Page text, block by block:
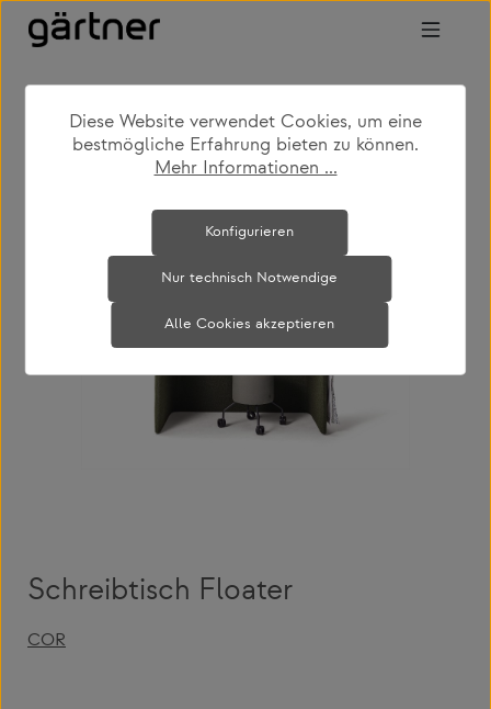
Zum Hauptinhalt springen
shop produkte
büro & arbeiten
Bildergalerie überspringen
Schreibtisch Floater
COR
Diese Website verwendet Cookies, um eine
bestmögliche Erfahrung bieten zu können.
Mehr Informationen ...
Nur technisch Notwendige
Konfigurieren
Alle Cookies akzeptieren